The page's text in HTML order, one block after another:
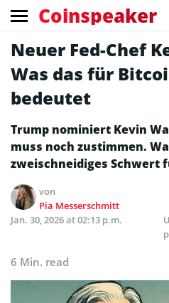
Coinspeaker
Neuer Fed-Chef
Was das für
bedeutet
Trump nominiert Kevin
muss noch zustimmen.
zweischneidiges Schwert
von
Pia Messerschmitt
Jan. 30, 2026 at 02:13 p.m.
6 Min. read